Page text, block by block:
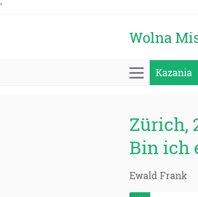
'
Wolna
Kazania
Zürich,
Bin ich
Ewald Frank